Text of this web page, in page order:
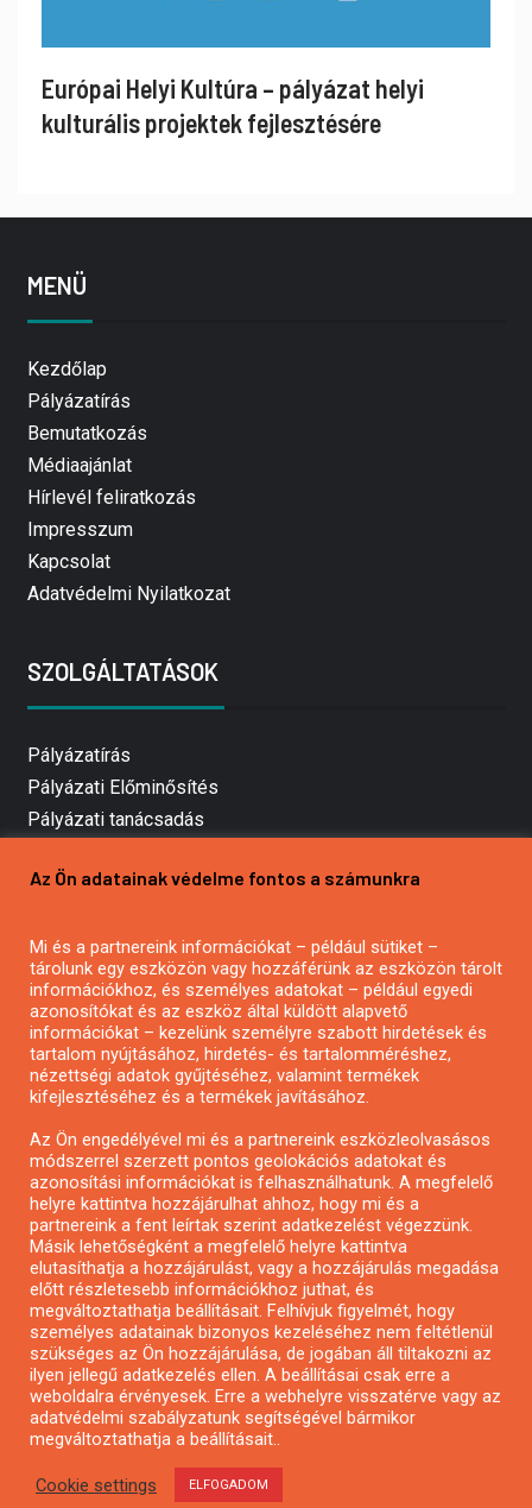
Európai Helyi Kultúra – pályázat helyi
kulturális projektek fejlesztésére
MENÜ
Kezdőlap
Pályázatírás
Bemutatkozás
Médiaajánlat
Hírlevél feliratkozás
Impresszum
Kapcsolat
Adatvédelmi Nyilatkozat
SZOLGÁLTATÁSOK
Pályázatírás
Pályázati Előminősítés
Pályázati tanácsadás
Mezőgazdasági pályázatírás
Pályázatírás civil szervezeteknek
Pályázatírás önkormányzatoknak
Pályázatfigyelés
Specifikus pályázatfigyelés vagy hírlevél
Pályázatok magánszemélyeknek
Pályázatok civil szervezeteknek
Pályázatok vállalkozásoknak
Önkormányzati pályázatok
Mezőgazdasági pályázatok
Falusi turizmus pályázatok
Napelem pályázatok
GINOP pályázatok
Az Ön adatainak védelme fontos a számunkra
Mi és a partnereink információkat – például sütiket –
tárolunk egy eszközön vagy hozzáférünk az eszközön tárolt
információkhoz, és személyes adatokat – például egyedi
azonosítókat és az eszköz által küldött alapvető
információkat – kezelünk személyre szabott hirdetések és
tartalom nyújtásához, hirdetés- és tartalomméréshez,
nézettségi adatok gyűjtéséhez, valamint termékek
kifejlesztéséhez és a termékek javításához.
Az Ön engedélyével mi és a partnereink eszközleolvasásos
módszerrel szerzett pontos geolokációs adatokat és
azonosítási információkat is felhasználhatunk. A megfelelő
helyre kattintva hozzájárulhat ahhoz, hogy mi és a
partnereink a fent leírtak szerint adatkezelést végezzünk.
Másik lehetőségként a megfelelő helyre kattintva
elutasíthatja a hozzájárulást, vagy a hozzájárulás megadása
előtt részletesebb információkhoz juthat, és
megváltoztathatja beállításait. Felhívjuk figyelmét, hogy
személyes adatainak bizonyos kezeléséhez nem feltétlenül
szükséges az Ön hozzájárulása, de jogában áll tiltakozni az
ilyen jellegű adatkezelés ellen. A beállításai csak erre a
weboldalra érvényesek. Erre a webhelyre visszatérve vagy az
adatvédelmi szabályzatunk segítségével bármikor
megváltoztathatja a beállításait..
Cookie settings ELFOGADOM